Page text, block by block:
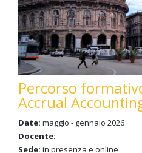
Percorso
Accrual
Date: maggio - gennaio 2026
Docente:
Sede: in presenza e online